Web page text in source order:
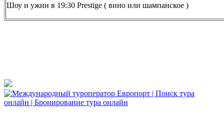
Шоу и ужин в 19:30 Prestige ( вино или шампанское )